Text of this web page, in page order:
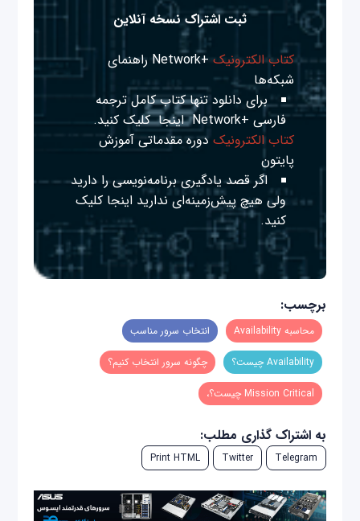
ثبت اشتراک نسخه آنلاین
کتاب الکترونیک
+Network راهنمای
شبکه‌ها
برای دانلود تنها کتاب کامل ترجمه
فارسی +Network
اینجا کلیک کنید.
کتاب الکترونیک دوره مقدماتی آموزش
پایتون
اگر قصد یادگیری برنامه‌نویسی را دارید
ولی هیچ پیش‌زمینه‌ای نداریداینجا کلیک
کنید.
برچسب:
محاسبه Availability انتخاب سرور مناسب
Availability چیست؟ چگونه سرور انتخاب کنیم؟
Mission Critical چیست؟،
به اشتراک گذاری مطلب:
Telegram
Twitter
Print HTML